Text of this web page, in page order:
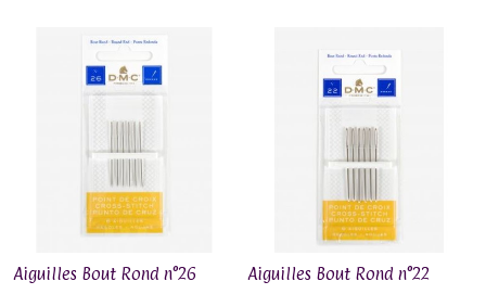
Aiguilles Bout Rond n°26 Aiguilles Bout Rond n°22